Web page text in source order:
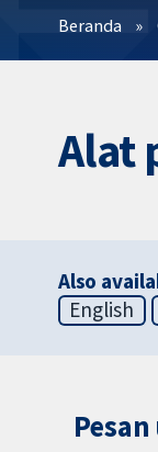
Filter
Beranda
Alat
Also
English